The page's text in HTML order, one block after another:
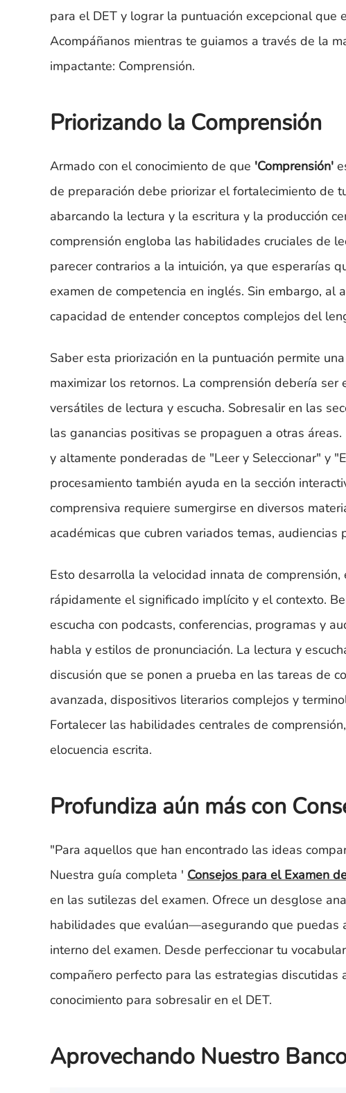
para el DET y lograr la puntuación excepcional que
Acompáñanos mientras te guiamos a través de la
impactante: Comprensión.
Priorizando la Comprensión
Armado con el conocimiento de que 'Comprensión'
de preparación debe priorizar el fortalecimiento de
abarcando la lectura y la escritura y la producción
comprensión engloba las habilidades cruciales de
parecer contrarios a la intuición, ya que esperarías
examen de competencia en inglés. Sin embargo,
capacidad de entender conceptos complejos del
Saber esta priorización en la puntuación permite
maximizar los retornos. La comprensión debería
versátiles de lectura y escucha. Sobresalir en las
las ganancias positivas se propaguen a otras
y altamente ponderadas de "Leer y Seleccionar" y
procesamiento también ayuda en la sección
comprensiva requiere sumergirse en diversos
académicas que cubren variados temas,
Esto desarrolla la velocidad innata de
rápidamente el significado implícito y el contexto.
escucha con podcasts, conferencias, programas y
habla y estilos de pronunciación. La lectura y
discusión que se ponen a prueba en las tareas de
avanzada, dispositivos literarios complejos y
Fortalecer las habilidades centrales de
elocuencia escrita.
Profundiza aún más con
"Para aquellos que han encontrado las ideas
Nuestra guía completa ' Consejos para el Examen
en las sutilezas del examen. Ofrece un desglose
habilidades que evalúan—asegurando que puedas
interno del examen. Desde perfeccionar tu
compañero perfecto para las estrategias
conocimiento para sobresalir en el DET.
Aprovechando Nuestro